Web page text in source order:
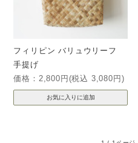
フィリピン バリュウリーフ
手提げ
価格：2,800円(税込 3,080円)